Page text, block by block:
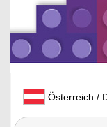
Österreich /